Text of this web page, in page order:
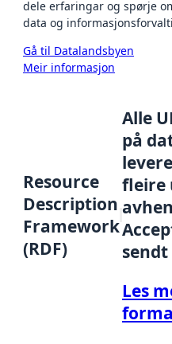
dele erfaringar og spørje
data og
Gå til Datalandsbyen
Meir informasjon
Resource
Description
Framework
(RDF)
Alle
på
fleire
sendt
Les